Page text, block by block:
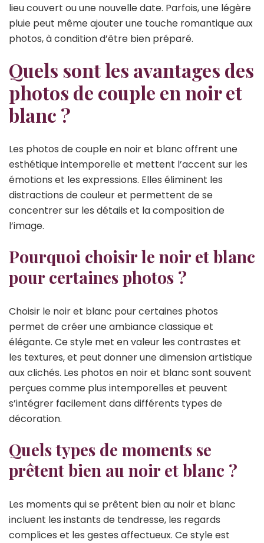
lieu couvert ou une nouvelle date. Parfois, une légère
pluie peut même ajouter une touche romantique aux
photos, à condition d’être bien préparé.
Quels sont les avantages des
photos de couple en noir et
blanc ?
Les photos de couple en noir et blanc offrent une
esthétique intemporelle et mettent l’accent sur les
émotions et les expressions. Elles éliminent les
distractions de couleur et permettent de se
concentrer sur les détails et la composition de
l’image.
Pourquoi choisir le noir et blanc
pour certaines photos ?
Choisir le noir et blanc pour certaines photos
permet de créer une ambiance classique et
élégante. Ce style met en valeur les contrastes et
les textures, et peut donner une dimension artistique
aux clichés. Les photos en noir et blanc sont souvent
perçues comme plus intemporelles et peuvent
s’intégrer facilement dans différents types de
décoration.
Quels types de moments se
prêtent bien au noir et blanc ?
Les moments qui se prêtent bien au noir et blanc
incluent les instants de tendresse, les regards
complices et les gestes affectueux. Ce style est